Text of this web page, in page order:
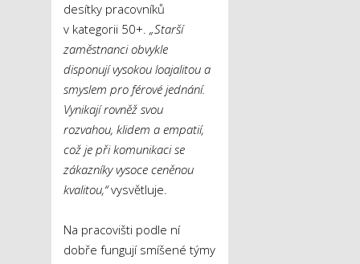
desítky pracovníků
v kategorii 50+. „Starší
zaměstnanci obvykle
disponují vysokou loajalitou a
smyslem pro férové jednání.
Vynikají rovněž svou
rozvahou, klidem a empatií,
což je při komunikaci se
zákazníky vysoce ceněnou
kvalitou,“vysvětluje.
Na pracovišti podle ní
dobře fungují smíšené týmy